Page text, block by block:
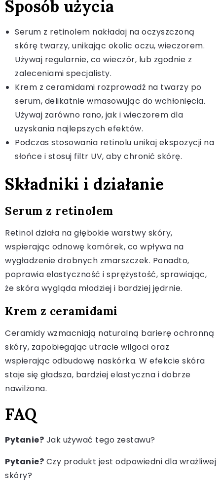
Sposób użycia
Serum z retinolem nakładaj na oczyszczoną
skórę twarzy, unikając okolic oczu, wieczorem.
Używaj regularnie, co wieczór, lub zgodnie z
zaleceniami specjalisty.
Krem z ceramidami rozprowadź na twarzy po
serum, delikatnie wmasowując do wchłonięcia.
Używaj zarówno rano, jak i wieczorem dla
uzyskania najlepszych efektów.
Podczas stosowania retinolu unikaj ekspozycji na
słońce i stosuj filtr UV, aby chronić skórę.
Składniki i działanie
Serum z retinolem
Retinol działa na głębokie warstwy skóry,
wspierając odnowę komórek, co wpływa na
wygładzenie drobnych zmarszczek. Ponadto,
poprawia elastyczność i sprężystość, sprawiając,
że skóra wygląda młodziej i bardziej jędrnie.
Krem z ceramidami
Ceramidy wzmacniają naturalną barierę ochronną
skóry, zapobiegając utracie wilgoci oraz
wspierając odbudowę naskórka. W efekcie skóra
staje się gładsza, bardziej elastyczna i dobrze
nawilżona.
FAQ
Pytanie? Jak używać tego zestawu?
Pytanie? Czy produkt jest odpowiedni dla wrażliwej
skóry?